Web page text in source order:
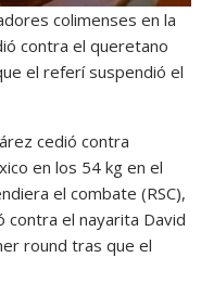
colimenses en la
contra el queretano
el referí suspendió el
cedió contra
en los 54 kg en el
el combate (RSC),
contra el nayarita David
round tras que el